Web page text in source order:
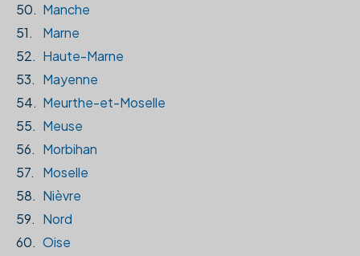
50. Manche
51.
Marne
52. Haute-Marne
53. Mayenne
54. Meurthe-et-Moselle
55. Meuse
56. Morbihan
57.
Moselle
58. Nièvre
59. Nord
60. Oise